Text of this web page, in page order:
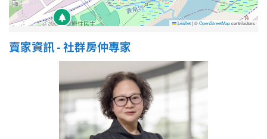
Leaflet|©OpenStreetMapcontributors
賣家資訊 - 社群房仲專家